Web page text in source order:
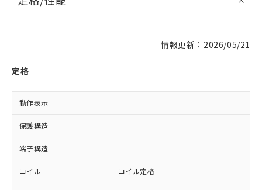
情報更新：2026/05/21
定格
動作表示
保護構造
端子構造
コイル コイル定格